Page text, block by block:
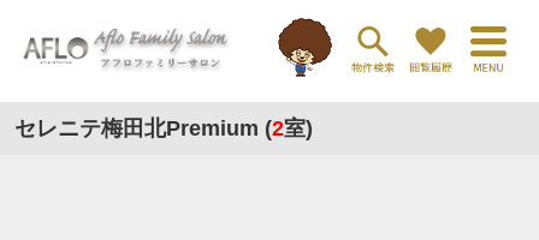
セレニテ梅田北Premium (2室)